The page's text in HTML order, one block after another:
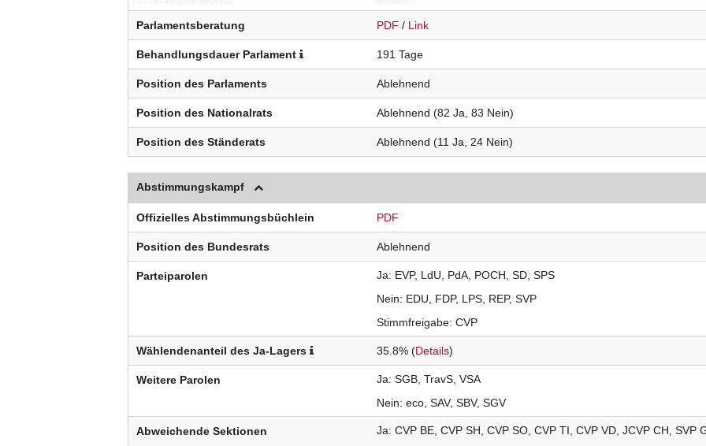
Parlamentsberatung PDF / Link
Behandlungsdauer Parlament 191 Tage
Position des Parlaments Ablehnend
Position des Nationalrats Ablehnend (82 Ja, 83 Nein)
Position des Ständerats Ablehnend (11 Ja, 24 Nein)
Abstimmungskampf
Offizielles Abstimmungsbüchlein PDF
Position des Bundesrats Ablehnend
Parteiparolen Ja EVP LdU PdA POCH SD SPS
Nein
EDU FDP LPS REP SVP
Stimmfreigabe CVP
Wählendenanteil des Ja-Lagers 35.8% (Details)
Weitere Parolen Ja SGB TravS VSA
Nein eco SAV SBV SGV
Abweichende Sektionen Ja CVP BE CVP SH CVP SO CVP TI CVP VD JCVP CH SVP